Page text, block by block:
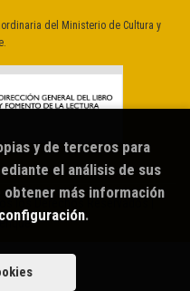
del Ministerio de Cultura y
los Derechos Reservados |
y de terceros para
el análisis de sus
obtener más información
configuración.